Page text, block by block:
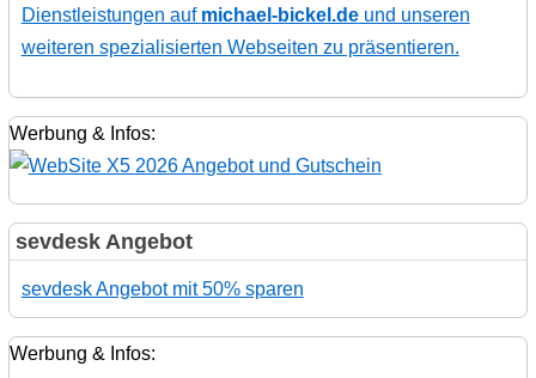
Dienstleistungen auf michael-bickel.deund unseren
weiteren spezialisierten Webseiten zu präsentieren.
Werbung & Infos:
sevdesk Angebot
sevdesk Angebot mit 50% sparen
Werbung & Infos: